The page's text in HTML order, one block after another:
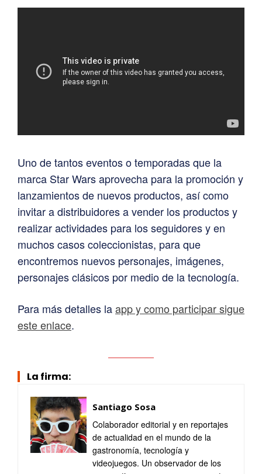
Uno de tantos eventos o temporadas que la
marca Star Wars aprovecha para la promoción y
lanzamientos de nuevos productos, así como
invitar a distribuidores a vender los productos y
realizar actividades para los seguidores y en
muchos casos coleccionistas, para que
encontremos nuevos personajes, imágenes,
personajes clásicos por medio de la tecnología.
Para más detalles laapp y como participar sigue
este enlace.
La firma:
Santiago Sosa
Colaborador editorial y en reportajes
de actualidad en el mundo de la
gastronomía, tecnología y
videojuegos. Un observador de los